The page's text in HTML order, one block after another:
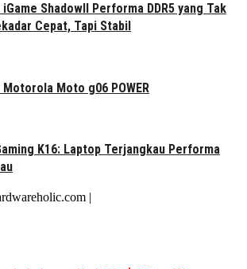
iGame ShadowII Performa DDR5 yang Tak
Cepat, Tapi Stabil
Motorola Moto g06 POWER
K16: Laptop Terjangkau Performa
|